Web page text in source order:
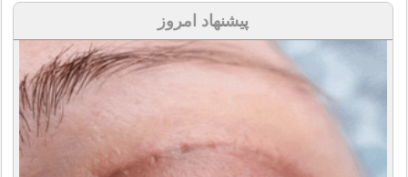
پیشنهاد امروز